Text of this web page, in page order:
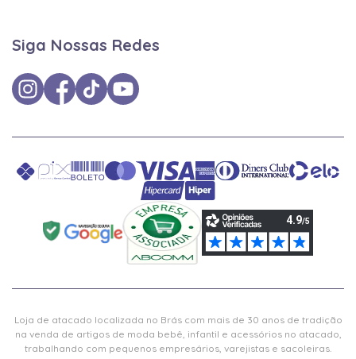
Siga Nossas Redes
Loja de atacado localizada no Brás com mais de 30 anos de tradição
na venda de artigos de moda bebê, infantil e acessórios no atacado,
trabalhando com pequenos empresários, varejistas e sacoleiras.